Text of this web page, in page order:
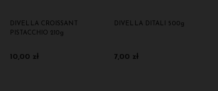
DIVELLA CROISSANT
PISTACCHIO 210g
10,00 zł
DIVELLA DITALI 500g
7,00 zł